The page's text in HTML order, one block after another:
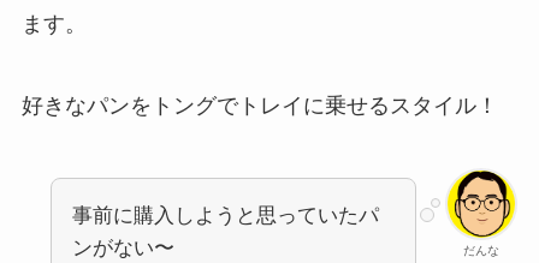
ます。
好きなパンをトングでトレイに乗せるスタイル！
だんな
事前に購入しようと思っていたパ
ンがない〜